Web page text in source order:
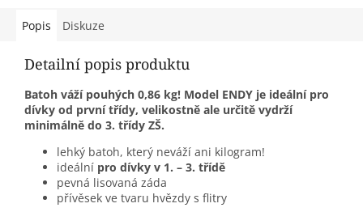
Popis Diskuze
Detailní popis produktu
Batoh váží pouhých 0,86 kg! Model ENDY je ideální pro
dívky od první třídy, velikostně ale určitě vydrží
minimálně do 3. třídy ZŠ.
lehký batoh, který neváží ani kilogram!
ideální pro dívky v 1. – 3. třídě
pevná lisovaná záda
přívěsek ve tvaru hvězdy s flitry